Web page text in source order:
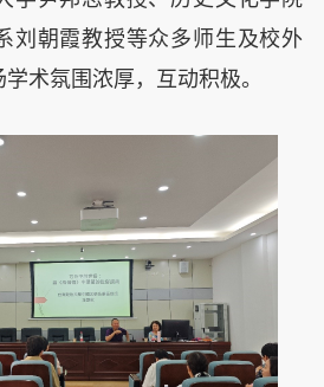
刘朝霞教授等众多师生及校外
术氛围浓厚，互动积极。